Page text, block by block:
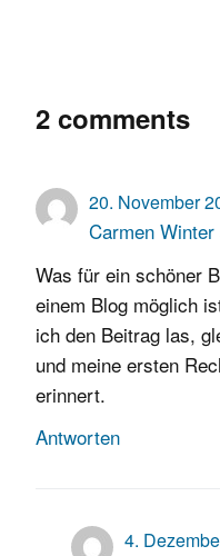
2 comments
20. November
Carmen Winter
Was für ein schöner
einem Blog möglich
ich den Beitrag las,
und meine ersten
erinnert.
Antworten
4.